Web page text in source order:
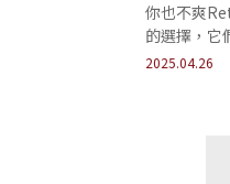
你也不爽
的選擇，它
你跟上了嗎？
2025.04.26